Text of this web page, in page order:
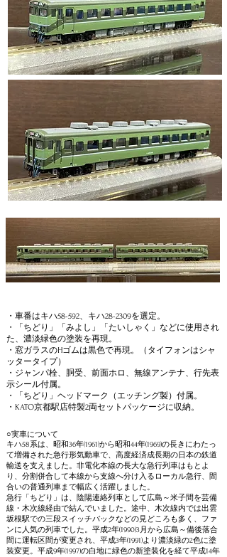
・車番はキハ58-592、キハ28-2309を選定。
・「ちどり」「みよし」「たいしゃく」などに使用され
た、濃淡緑色の塗装を再現。
​・窓ガラスのHゴムは黒色で再現。（タイフォンはシャ
ッタータイプ）
・ジャンパ栓、胴受、前面ホロ、無線アンテナ、行先表
示シール付属。
​・「ちどり」ヘッドマーク（エッチング製）付属。
・KATO京都駅店特製2両セットパッケージに収納。
○実車について​​
キハ58系は、昭和36年(1961)から昭和44年(1969)の長きにわたっ
て増備された急行形気動車で、 高度経済成長期の日本の鉄道
輸送を支えました。非電化本線の長大な急行列車はもとよ
り、 分割併合して本線から支線へ分け入るローカル急行、間
合いの普通列車まで幅広く活躍しました。
急行「ちどり」は、陰陽連絡列車として広島～米子間を芸備
線・木次線経由で結んでいました。 途中、木次線内では出雲
坂根駅での三段スイッチバックなどの見どころも多く、ファ
ンに人気の列車でした。平成2年(1990)3月から広島～備後落合
間に運転区間が変更され、平成3年(1991)より濃淡緑の2色に塗
装変更。 平成9年(1997)の白地に緑色の新塗装化を経て平成14年